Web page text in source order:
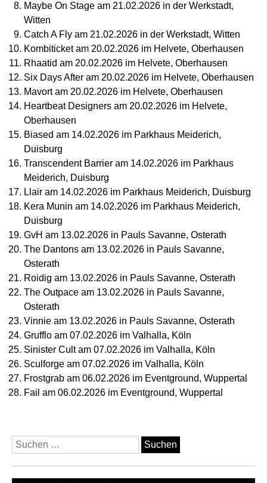
Maybe On Stage am 21.02.2026 in der Werkstadt,
Witten
Catch A Fly am 21.02.2026 in der Werkstadt, Witten
Kombiticket am 20.02.2026 im Helvete, Oberhausen
Rhaatid am 20.02.2026 im Helvete, Oberhausen
Six Days After am 20.02.2026 im Helvete, Oberhausen
Mavort am 20.02.2026 im Helvete, Oberhausen
Heartbeat Designers am 20.02.2026 im Helvete,
Oberhausen
Biased am 14.02.2026 im Parkhaus Meiderich,
Duisburg
Transcendent Barrier am 14.02.2026 im Parkhaus
Meiderich, Duisburg
Llair am 14.02.2026 im Parkhaus Meiderich, Duisburg
Kera Munin am 14.02.2026 im Parkhaus Meiderich,
Duisburg
GvH am 13.02.2026 in Pauls Savanne, Osterath
The Dantons am 13.02.2026 in Pauls Savanne,
Osterath
Roidig am 13.02.2026 in Pauls Savanne, Osterath
The Outpace am 13.02.2026 in Pauls Savanne,
Osterath
Vinnie am 13.02.2026 in Pauls Savanne, Osterath
Grufflo am 07.02.2026 im Valhalla, Köln
Sinister Cult am 07.02.2026 im Valhalla, Köln
Sculforge am 07.02.2026 im Valhalla, Köln
Frostgrab am 06.02.2026 im Eventground, Wuppertal
Fail am 06.02.2026 im Eventground, Wuppertal
Suchen
nach: